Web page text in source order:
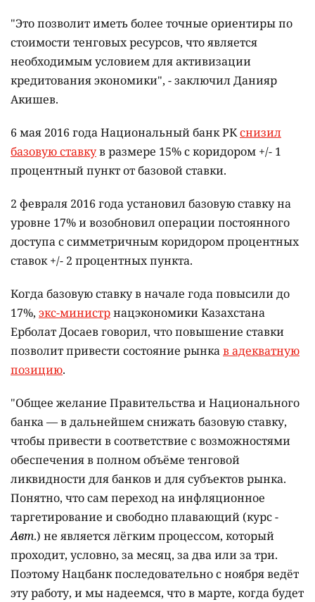
"Это позволит иметь более точные ориентиры по
стоимости тенговых ресурсов, что является
необходимым условием для активизации
кредитования экономики", - заключил Данияр
Акишев.
6 мая 2016 года Национальный банк РКснизил
базовую ставкув размере 15% с коридором +/- 1
процентный пункт от базовой ставки.
2 февраля 2016 года установил базовую ставку на
уровне 17% и возобновил операции постоянного
доступа с симметричным коридором процентных
ставок +/- 2 процентных пункта.
Когда базовую ставку в начале года повысили до
17%, экс-министрнацэкономики Казахстана
Ерболат Досаев говорил, что повышение ставки
позволит привести состояние рынкав адекватную
позицию.
"Общее желание Правительства и Национального
банка — в дальнейшем снижать базовую ставку,
чтобы привести в соответствие с возможностями
обеспечения в полном объёме тенговой
ликвидности для банков и для субъектов рынка.
Понятно, что сам переход на инфляционное
таргетирование и свободно плавающий (курс -
Авт.) не является лёгким процессом, который
проходит, условно, за месяц, за два или за три.
Поэтому Нацбанк последовательно с ноября ведёт
эту работу, и мы надеемся, что в марте, когда будет